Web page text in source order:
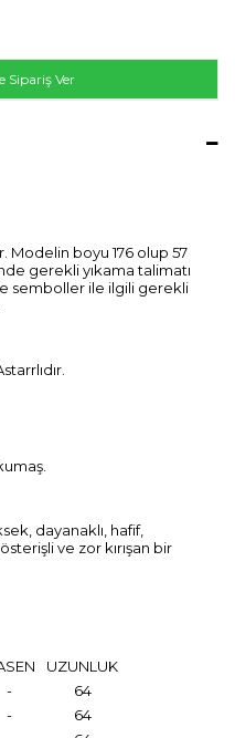
Sipariş Ver
boyu 176 olup 57
gerekli yıkama talimatı
semboller ile ilgili gerekli
dayanaklı, hafif,
ve zor kırışan bir
UZUNLUK
-
64
-
64